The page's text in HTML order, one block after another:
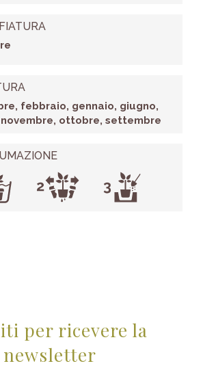
febbraio, gennaio, giugno,
ottobre, settembre
per ricevere la
newsletter